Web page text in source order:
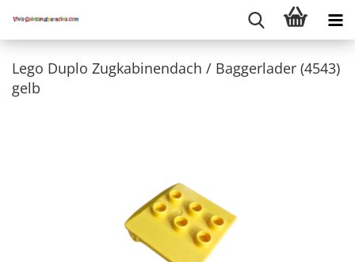
Lego Duplo Zugkabinendach / Baggerlader (4543)
gelb